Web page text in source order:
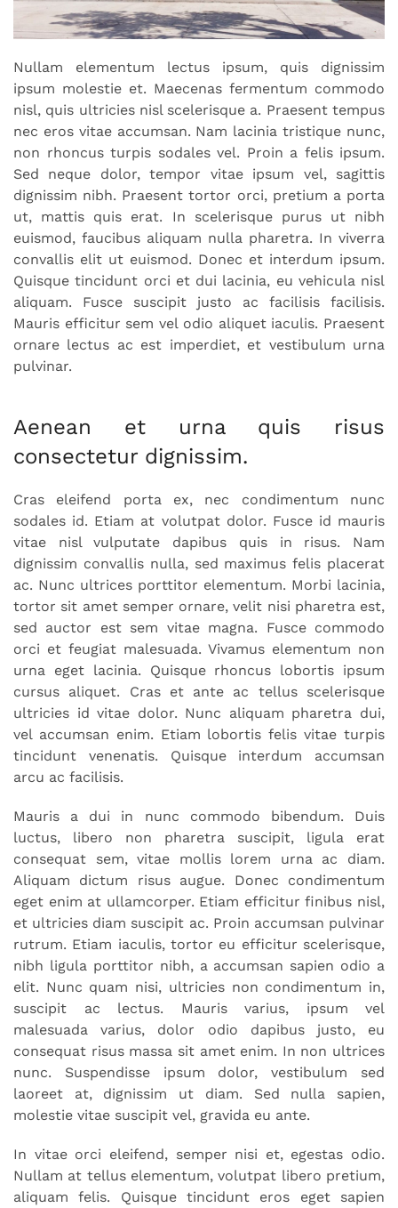
Nullam elementum lectus ipsum, quis dignissim
ipsum molestie et. Maecenas fermentum commodo
nisl, quis ultricies nisl scelerisque a. Praesent tempus
nec eros vitae accumsan. Nam lacinia tristique nunc,
non rhoncus turpis sodales vel. Proin a felis ipsum.
Sed neque dolor, tempor vitae ipsum vel, sagittis
dignissim nibh. Praesent tortor orci, pretium a porta
ut, mattis quis erat. In scelerisque purus ut nibh
euismod, faucibus aliquam nulla pharetra. In viverra
convallis elit ut euismod. Donec et interdum ipsum.
Quisque tincidunt orci et dui lacinia, eu vehicula nisl
aliquam. Fusce suscipit justo ac facilisis facilisis.
Mauris efficitur sem vel odio aliquet iaculis. Praesent
ornare lectus ac est imperdiet, et vestibulum urna
pulvinar.
Aenean et urna quis risus
consectetur dignissim.
Cras eleifend porta ex, nec condimentum nunc
sodales id. Etiam at volutpat dolor. Fusce id mauris
vitae nisl vulputate dapibus quis in risus. Nam
dignissim convallis nulla, sed maximus felis placerat
ac. Nunc ultrices porttitor elementum. Morbi lacinia,
tortor sit amet semper ornare, velit nisi pharetra est,
sed auctor est sem vitae magna. Fusce commodo
orci et feugiat malesuada. Vivamus elementum non
urna eget lacinia. Quisque rhoncus lobortis ipsum
cursus aliquet. Cras et ante ac tellus scelerisque
ultricies id vitae dolor. Nunc aliquam pharetra dui,
vel accumsan enim. Etiam lobortis felis vitae turpis
tincidunt venenatis. Quisque interdum accumsan
arcu ac facilisis.
Mauris a dui in nunc commodo bibendum. Duis
luctus, libero non pharetra suscipit, ligula erat
consequat sem, vitae mollis lorem urna ac diam.
Aliquam dictum risus augue. Donec condimentum
eget enim at ullamcorper. Etiam efficitur finibus nisl,
et ultricies diam suscipit ac. Proin accumsan pulvinar
rutrum. Etiam iaculis, tortor eu efficitur scelerisque,
nibh ligula porttitor nibh, a accumsan sapien odio a
elit. Nunc quam nisi, ultricies non condimentum in,
suscipit ac lectus. Mauris varius, ipsum vel
malesuada varius, dolor odio dapibus justo, eu
consequat risus massa sit amet enim. In non ultrices
nunc. Suspendisse ipsum dolor, vestibulum sed
laoreet at, dignissim ut diam. Sed nulla sapien,
molestie vitae suscipit vel, gravida eu ante.
In vitae orci eleifend, semper nisi et, egestas odio.
Nullam at tellus elementum, volutpat libero pretium,
aliquam felis. Quisque tincidunt eros eget sapien